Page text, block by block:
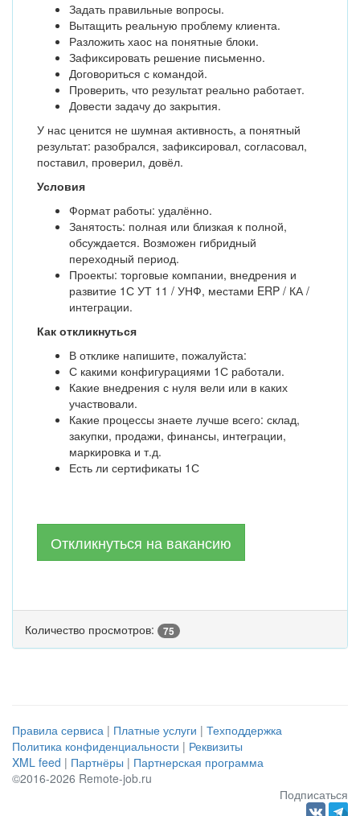
Задать правильные вопросы.
Вытащить реальную проблему клиента.
Разложить хаос на понятные блоки.
Зафиксировать решение письменно.
Договориться с командой.
Проверить, что результат реально работает.
Довести задачу до закрытия.
У нас ценится не шумная активность, а понятный
результат: разобрался, зафиксировал, согласовал,
поставил, проверил, довёл.
Условия
Формат работы: удалённо.
Занятость: полная или близкая к полной,
обсуждается. Возможен гибридный
переходный период.
Проекты: торговые компании, внедрения и
развитие 1С УТ 11 / УНФ, местами ERP / КА /
интеграции.
Как откликнуться
В отклике напишите, пожалуйста:
С какими конфигурациями 1С работали.
Какие внедрения с нуля вели или в каких
участвовали.
Какие процессы знаете лучше всего: склад,
закупки, продажи, финансы, интеграции,
маркировка и т.д.
Есть ли сертификаты 1С
Откликнуться на вакансию
Количество просмотров: 75
Правила сервиса | Платные услуги | Техподдержка
Политика конфиденциальности | Реквизиты
XML feed | Партнёры | Партнерская программа
©2016-2026 Remote-job.ru
Подписаться